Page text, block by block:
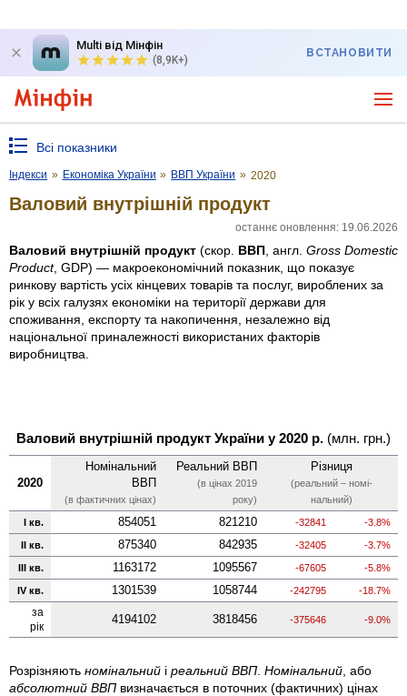
Multi від Мінфін
(8,9K+)
ВСТАНОВИТИ
Всі показники
Індекси » Економіка України » ВВП України » 2020
Валовий внутрішній продукт
останнє оновлення: 19.06.2026
Валовий внутрішній продукт (скор. ВВП , англ. Gross Domestic
Product, GDP) — макроекономічний показник, що показує
ринкову вартість усіх кінцевих товарів та послуг, вироблених за
рік у всіх галузях економіки на території держави для
споживання, експорту та накопичення, незалежно від
національної приналежності використаних факторів
виробництва.
Валовий внутрішній продукт України у 2020 р. (млн. грн.)
2020
Номі­нальний
ВВП
(в фактичних цінах)
Реальний ВВП
(в цінах 2019
року)
Різниця
(реальний – номі­
нальний)
I кв. 854051 821210 -32841 -3.8%
II кв. 875340 842935 -32405 -3.7%
III кв. 1163172 1095567 -67605 -5.8%
IV кв. 1301539 1058744 -242795 -18.7%
за
рік
4194102 3818456 -375646 -9.0%
Розрізняють номінальний і реальний ВВП Номінальний , або
абсолютний ВВП визначається в поточних (фактичних) цінах